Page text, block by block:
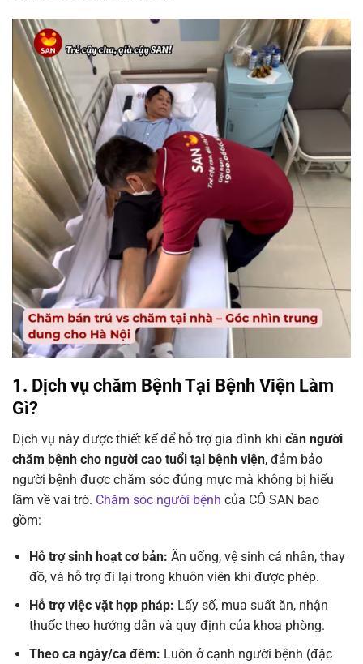
1. Dịch vụ chăm Bệnh Tại Bệnh Viện Làm
Gì?
Dịch vụ này được thiết kế để hỗ trợ gia đình khi cần người
chăm bệnh cho người cao tuổi tại bệnh viện, đảm bảo
người bệnh được chăm sóc đúng mực mà không bị hiểu
lầm về vai trò. Chăm sóc người bệnh của CÔ SAN bao
gồm:
Hỗ trợ sinh hoạt cơ bản: Ăn uống, vệ sinh cá nhân, thay
đồ, và hỗ trợ đi lại trong khuôn viên khi được phép.
Hỗ trợ việc vặt hợp pháp: Lấy số, mua suất ăn, nhận
thuốc theo hướng dẫn và quy định của khoa phòng.
Theo ca ngày/ca đêm: Luôn ở cạnh người bệnh (đặc